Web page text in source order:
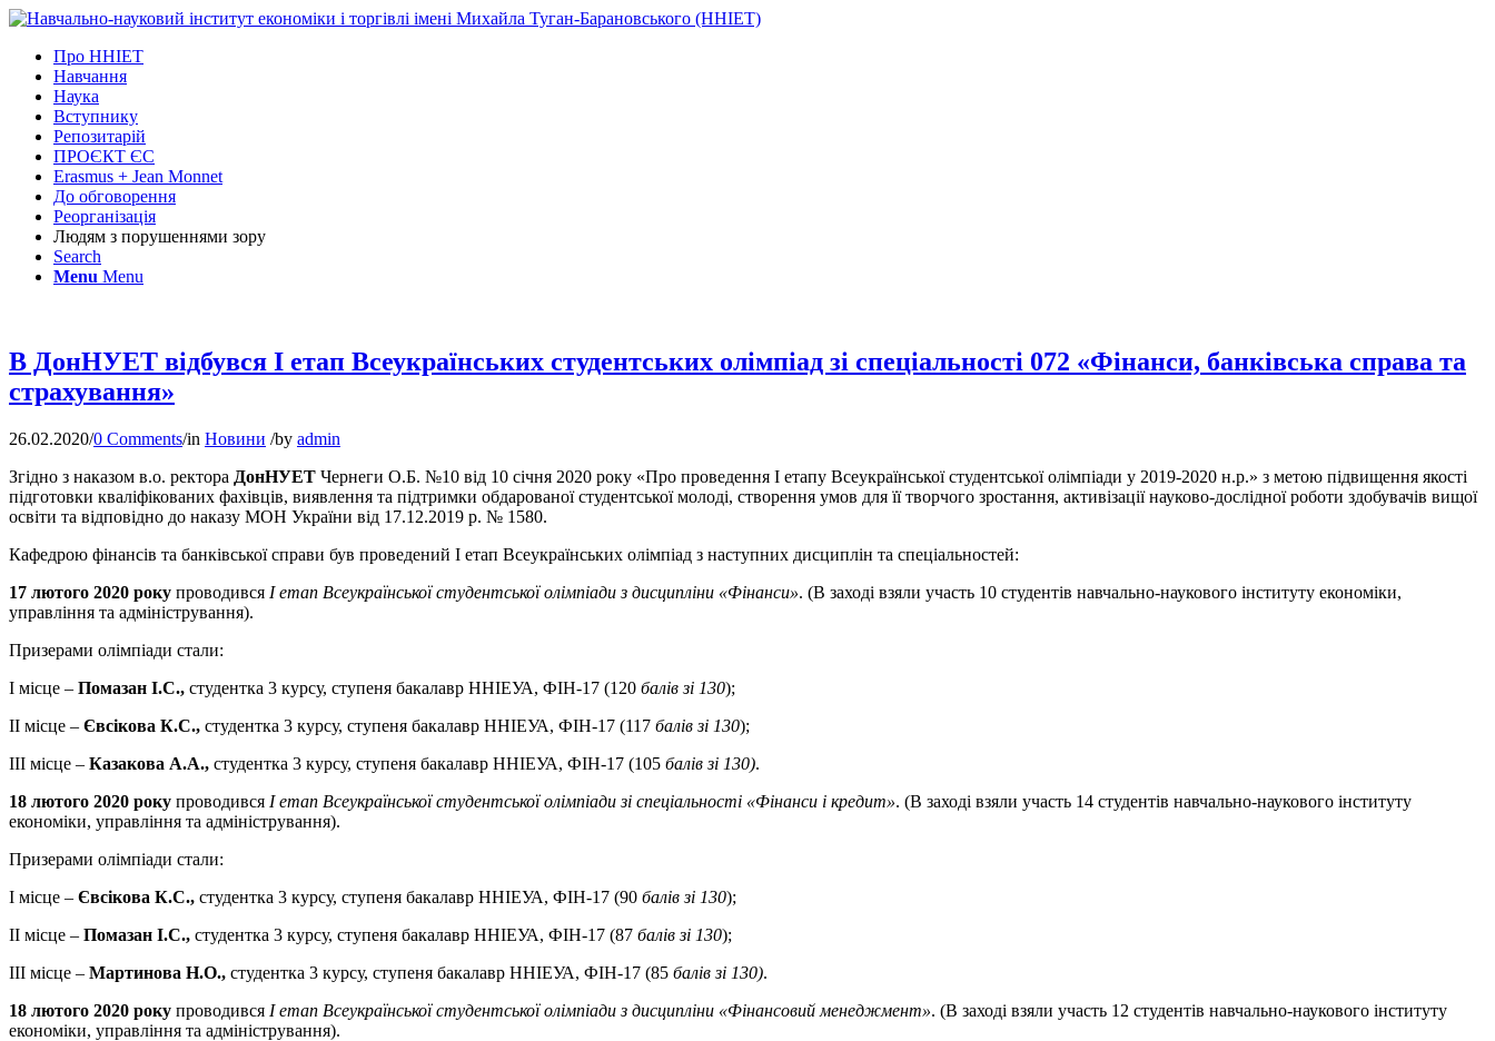
Про ННІЕТ
Навчання
Наука
Вступнику
Репозитарій
ПРОЄКТ ЄС
Erasmus + Jean Monnet
До обговорення
Реорганізація
Людям з порушеннями зору
Search
Menu Menu
В ДонНУЕТ відбувся І етап Всеукраїнських студентських олімпіад зі спеціальності 072 «Фінанси, банківська справа та
страхування»
26.02.2020/0 Comments/in Новини /by admin
Згідно з наказом в.о. ректора ДонНУЕТ Чернеги О.Б. №10 від 10 січня 2020 року «Про проведення І етапу Всеукраїнської студентської олімпіади у 2019-2020 н.р.» з метою підвищення якості
підготовки кваліфікованих фахівців, виявлення та підтримки обдарованої студентської молоді, створення умов для її творчого зростання, активізації науково-дослідної роботи здобувачів вищої
освіти та відповідно до наказу МОН України від 17.12.2019 р. № 1580.
Кафедрою фінансів та банківської справи був проведений І етап Всеукраїнських олімпіад з наступних дисциплін та спеціальностей:
17 лютого 2020 року проводився І етап Всеукраїнської студентської олімпіади з дисципліни «Фінанси». (В заході взяли участь 10 студентів навчально-наукового інституту економіки,
управління та адміністрування).
Призерами олімпіади стали:
І місце – Помазан І.С., студентка 3 курсу, ступеня бакалавр ННІЕУА, ФІН-17 (120 балів зі 130);
ІІ місце – Євсікова К.С., студентка 3 курсу, ступеня бакалавр ННІЕУА, ФІН-17 (117 балів зі 130);
ІІІ місце – Казакова А.А., студентка 3 курсу, ступеня бакалавр ННІЕУА, ФІН-17 (105 балів зі 130).
18 лютого 2020 року проводився І етап Всеукраїнської студентської олімпіади зі спеціальності «Фінанси і кредит». (В заході взяли участь 14 студентів навчально-наукового інституту
економіки, управління та адміністрування).
Призерами олімпіади стали:
І місце – Євсікова К.С., студентка 3 курсу, ступеня бакалавр ННІЕУА, ФІН-17 (90 балів зі 130);
ІІ місце – Помазан І.С., студентка 3 курсу, ступеня бакалавр ННІЕУА, ФІН-17 (87 балів зі 130);
ІІІ місце – Мартинова Н.О., студентка 3 курсу, ступеня бакалавр ННІЕУА, ФІН-17 (85 балів зі 130).
18 лютого 2020 року проводився І етап Всеукраїнської студентської олімпіади з дисципліни «Фінансовий менеджмент». (В заході взяли участь 12 студентів навчально-наукового інституту
економіки, управління та адміністрування).